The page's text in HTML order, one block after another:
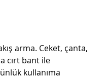
arma. Ceket, çanta,
cırt bant ile
kullanıma